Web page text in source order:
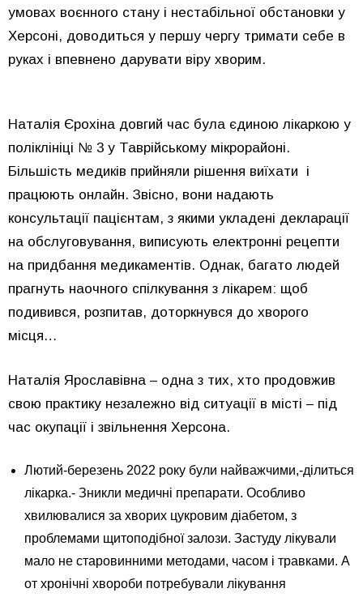
умовах воєнного стану і нестабільної обстановки у
Херсоні, доводиться у першу чергу тримати себе в
руках і впевнено дарувати віру хворим.
Наталія Єрохіна довгий час була єдиною лікаркою у
поліклініці № 3 у Таврійському мікрорайоні.
Більшість медиків прийняли рішення виїхати і
працюють онлайн. Звісно, вони надають
консультації пацієнтам, з якими укладені декларації
на обслуговування, виписують електронні рецепти
на придбання медикаментів. Однак, багато людей
прагнуть наочного спілкування з лікарем: щоб
подивився, розпитав, доторкнувся до хворого
місця…
Наталія Ярославівна – одна з тих, хто продовжив
свою практику незалежно від ситуації в місті – під
час окупації і звільнення Херсона.
Лютий-березень 2022 року були найважчими,-ділиться
лікарка.- Зникли медичні препарати. Особливо
хвилювалися за хворих цукровим діабетом, з
проблемами щитоподібної залози. Застуду лікували
мало не старовинними методами, часом і травками. А
от хронічні хвороби потребували лікування